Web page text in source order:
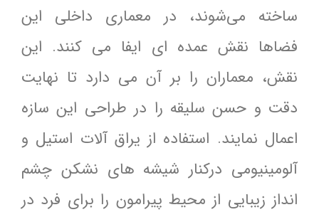
ساخته می‌شوند، در معمارى داخلى این
فضاها نقش عمده اى ایفا مى کنند. این
نقش، معماران را بر آن مى دارد تا نهایت
دقت و حسن سلیقه را در طراحى این سازه
اعمال نمایند. استفاده از یراق آلات استیل و
آلومینیومی درکنار شیشه های نشکن چشم
انداز زیبایی از محیط پیرامون را برای فرد در